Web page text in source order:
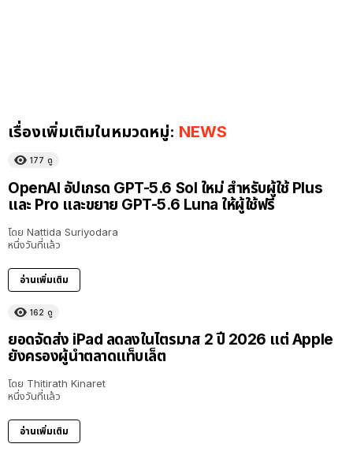
เรื่องเพิ่มเติมในหมวดหมู่: NEWS
177 ดู
OpenAI อัปเกรด GPT-5.6 Sol ใหม่ สำหรับผู้ใช้ Plus
และ Pro และขยาย GPT-5.6 Luna ให้ผู้ใช้ฟรี
โดย Nattida Suriyodara
หนึ่งวันที่แล้ว
อ่านเพิ่มเติม
162 ดู
ยอดจัดส่ง iPad ลดลงในไตรมาส 2 ปี 2026 แต่ Apple
ยังครองผู้นำตลาดแท็บเล็ต
โดย Thitirath Kinaret
หนึ่งวันที่แล้ว
อ่านเพิ่มเติม